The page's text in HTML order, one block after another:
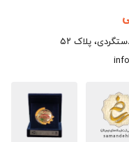
پلاک ۵۲